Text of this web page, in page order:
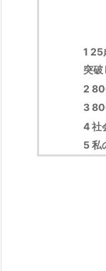
1 25
突破
2
3
4社
5私